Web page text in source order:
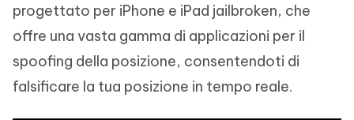
progettato per iPhone e iPad jailbroken, che
offre una vasta gamma di applicazioni per il
spoofing della posizione, consentendoti di
falsificare la tua posizione in tempo reale.